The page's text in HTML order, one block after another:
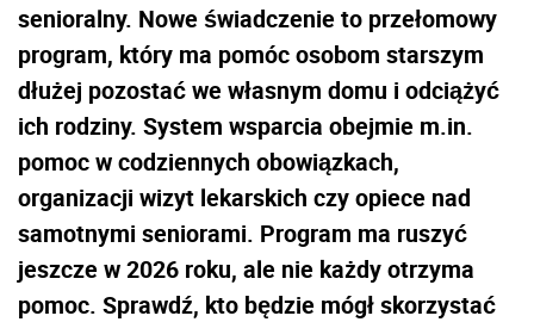
senioralny. Nowe świadczenie to przełomowy
program, który ma pomóc osobom starszym
dłużej pozostać we własnym domu i odciążyć
ich rodziny. System wsparcia obejmie m.in.
pomoc w codziennych obowiązkach,
organizacji wizyt lekarskich czy opiece nad
samotnymi seniorami. Program ma ruszyć
jeszcze w 2026 roku, ale nie każdy otrzyma
pomoc. Sprawdź, kto będzie mógł skorzystać